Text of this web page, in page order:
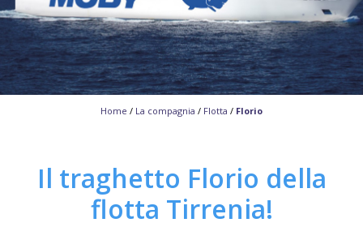
AssistenzaOnline
Assistenza02 76028132
Home / La compagnia / Flotta / Florio
Il traghetto Florio della
flotta Tirrenia!